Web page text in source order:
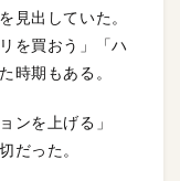
見出していた。
を買おう」「ハ
時期もある。
ンを上げる」
だった。